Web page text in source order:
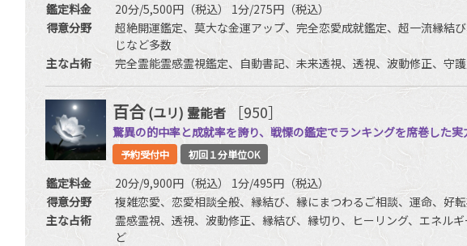
鑑定料金
20分/5,500円（税込） 1分/275円（税込）
得意分野
超絶開運鑑定、莫大な金運アップ、完全恋愛成就鑑定、超一流縁結
じなど多数
主な占術
完全霊能霊感霊視鑑定、自動書記、未来透視、透視、波動修正、守
百合 (ユリ) 霊能者 ［950］
驚異の的中率と成就率を誇り、戦慄の鑑定でランキングを席巻した実
予約受付中 初回１分単位OK
鑑定料金
20分/9,900円（税込） 1分/495円（税込）
得意分野
複雑恋愛、恋愛相談全般、縁結び、縁にまつわるご相談、運命、好
主な占術
霊感霊視、透視、波動修正、縁結び、縁切り、ヒーリング、エネル
ど